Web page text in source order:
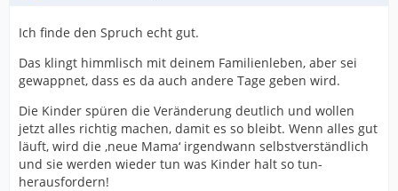
Ich finde den Spruch echt gut.
Das klingt himmlisch mit deinem Familienleben, aber sei
gewappnet, dass es da auch andere Tage geben wird.
Die Kinder spüren die Veränderung deutlich und wollen
jetzt alles richtig machen, damit es so bleibt. Wenn alles gut
läuft, wird die ‚neue Mama‘ irgendwann selbstverständlich
und sie werden wieder tun was Kinder halt so tun-
herausfordern!